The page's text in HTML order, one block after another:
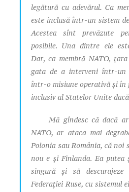
legătură cu adevărul. Ca
este inclusă într-un sistem
Acestea sînt prevăzute
posibile. Una dintre ele
Dar, ca membră NATO,
gata de a interveni într-un
într-o misiune operativă și
inclusiv al Statelor Unite
Mă gîndesc că dacă ar
NATO, ar ataca mai
Polonia sau România, că noi
nou e și Finlanda. Ea putea
singură și să
Federației Ruse, cu sistemul